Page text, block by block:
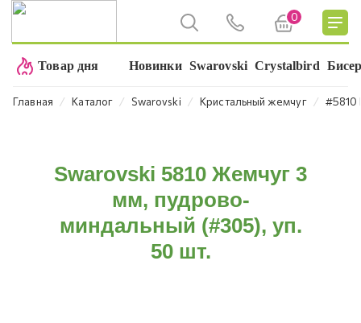
0
Товар дня Новинки Swarovski Crystalbird
Главная ⁄ Каталог ⁄ Swarovski ⁄ Кристальный жемчуг ⁄ #5810
Swarovski 5810 Жемчуг 3
мм, пудрово-
миндальный (#305), уп.
50 шт.